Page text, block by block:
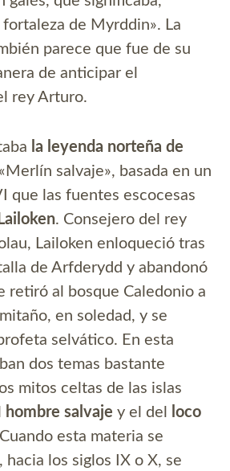
fortaleza de Myrddin». La
parece que fue de su
de anticipar el
rey Arturo.
la leyenda norteña de
salvaje», basada en un
que las fuentes escocesas
Lailoken. Consejero del rey
Lailoken enloqueció tras
de Arfderydd y abandonó
retiró al bosque Caledonio a
en soledad, y se
selvático. En esta
dos temas bastante
mitos celtas de las islas
hombre salvaje y el del
loco
esta materia se
hacia los siglos IX o X, se